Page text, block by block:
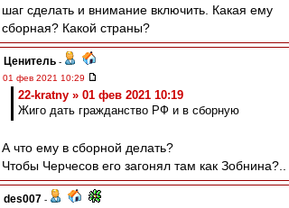
шаг сделать и внимание включить. Какая ему
сборная? Какой страны?
Ценитель -
01 фев 2021 10:29
22-kratny » 01 фев 2021 10:19
Жиго дать гражданство РФ и в сборную
А что ему в сборной делать?
Чтобы Черчесов его загонял там как Зобнина?..
des007 -